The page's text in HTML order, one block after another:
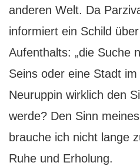
anderen Welt. Da
informiert ein Schild
Aufenthalts: „die Suche
Seins oder eine Stadt
Neuruppin wirklich den
werde? Den Sinn
brauche ich nicht lange
Ruhe und Erholung.